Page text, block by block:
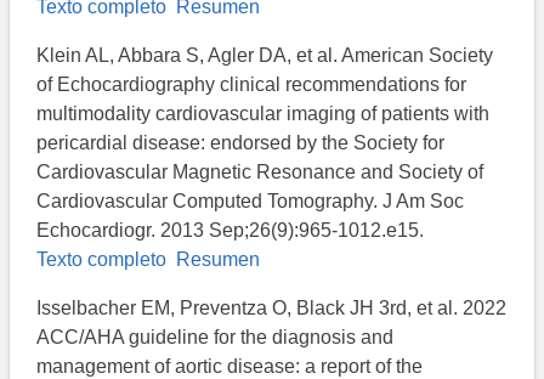
Texto completo Resumen
Klein AL, Abbara S, Agler DA, et al. American Society
of Echocardiography clinical recommendations for
multimodality cardiovascular imaging of patients with
pericardial disease: endorsed by the Society for
Cardiovascular Magnetic Resonance and Society of
Cardiovascular Computed Tomography. J Am Soc
Echocardiogr. 2013 Sep;26(9):965-1012.e15.
Texto completo Resumen
Isselbacher EM, Preventza O, Black JH 3rd, et al. 2022
ACC/AHA guideline for the diagnosis and
management of aortic disease: a report of the